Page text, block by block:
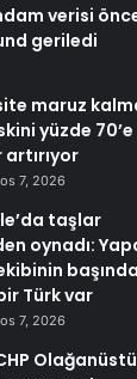
verisi
geriledi
maruz
yüzde 70’e
7, 2026
taşlar
oynadı:
başında
Türk var
7, 2026
Olağanüstü